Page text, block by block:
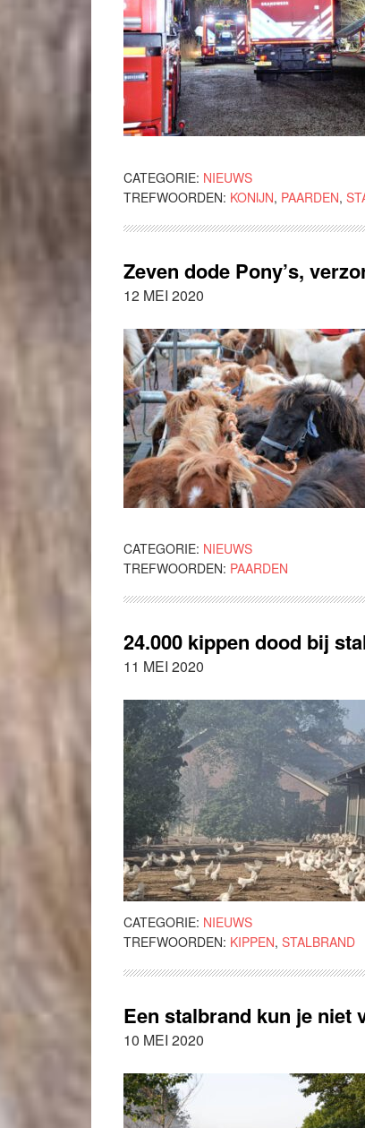
CATEGORIE: NIEUWS
TREFWOORDEN: KONIJN, PAARDEN,
Zeven dode Pony’s,
12 MEI 2020
CATEGORIE: NIEUWS
TREFWOORDEN: PAARDEN
24.000 kippen dood bij
11 MEI 2020
CATEGORIE: NIEUWS
TREFWOORDEN: KIPPEN, STALBRAND
Een stalbrand kun je niet
10 MEI 2020